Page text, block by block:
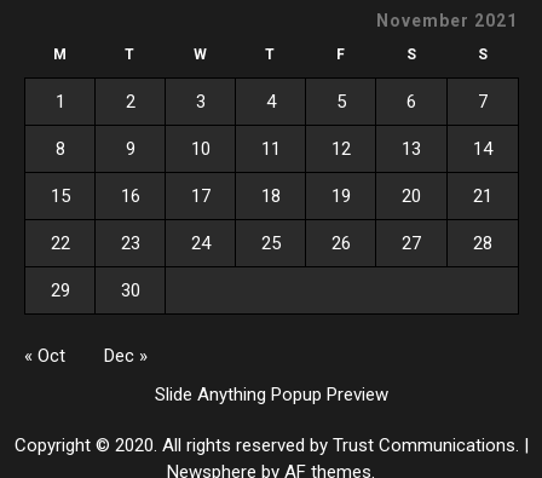
November 2021
M T W T F S S
1 2 3 4 5 6 7
8 9 10 11 12 13 14
15 16 17 18 19 20 21
22 23 24 25 26 27 28
29 30
« Oct
Dec »
Slide Anything Popup Preview
Copyright © 2020. All rights reserved by Trust Communications. |
Newsphere by AF themes.